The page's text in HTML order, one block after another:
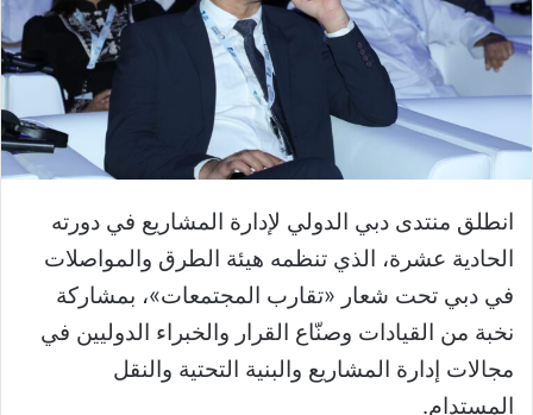
انطلق منتدى دبي الدولي لإدارة المشاريع في دورته
الحادية عشرة، الذي تنظمه هيئة الطرق والمواصلات
في دبي تحت شعار «تقارب المجتمعات»، بمشاركة
نخبة من القيادات وصنّاع القرار والخبراء الدوليين في
مجالات إدارة المشاريع والبنية التحتية والنقل
المستدام.